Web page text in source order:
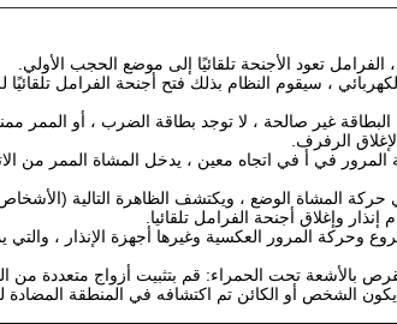
تعود الأجنحة تلقائيًا إلى موضع الحجب الأولي.
فتح أجنحة الفرامل
الضرب ، أو الممر
الرفرف.
في اتجاه معين ، يدخل المشاة الممر من
الوضع ، ويكتشف الظاهرة التالية
إنذار وإغلاق أجنحة الفرامل تلقائيا.
أجهزة الإنذار ،
بالأشعة تحت الحمراء: قم بتثبيت أزواج متعددة من
الشخص أو الكائن تم اكتشافه في المنطقة المضادة